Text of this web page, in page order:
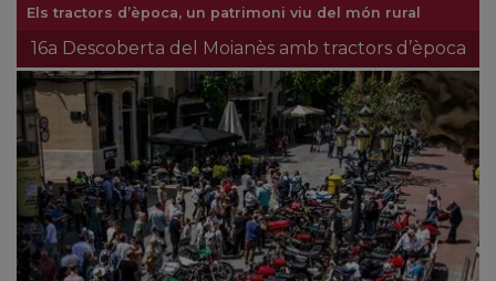
Els tractors d’època, un patrimoni viu del món rural
16a Descoberta del Moianès amb tractors d’època